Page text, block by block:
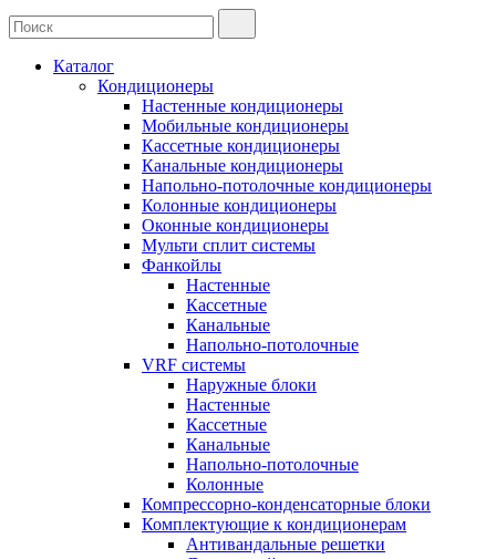
Каталог
Кондиционеры
Настенные кондиционеры
Мобильные кондиционеры
Кассетные кондиционеры
Канальные кондиционеры
Напольно-потолочные кондиционеры
Колонные кондиционеры
Оконные кондиционеры
Мульти сплит системы
Фанкойлы
Настенные
Кассетные
Канальные
Напольно-потолочные
VRF системы
Наружные блоки
Настенные
Кассетные
Канальные
Напольно-потолочные
Колонные
Компрессорно-конденсаторные блоки
Комплектующие к кондиционерам
Антивандальные решетки